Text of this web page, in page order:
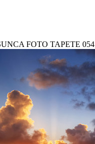
FOTO TAPETE 054